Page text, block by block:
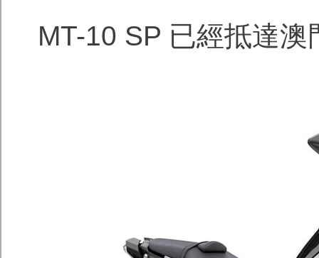
MT-10 SP 已經抵達